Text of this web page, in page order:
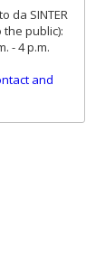
da SINTER
public):
- 4 p.m.
and